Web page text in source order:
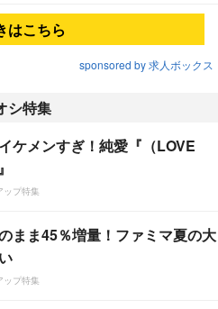
はこちら
sponsored by 求人ボックス
シ特集
ケメンすぎ！純愛『（LOVE
ップ特集
まま45％増量！ファミマ夏の大
ップ特集